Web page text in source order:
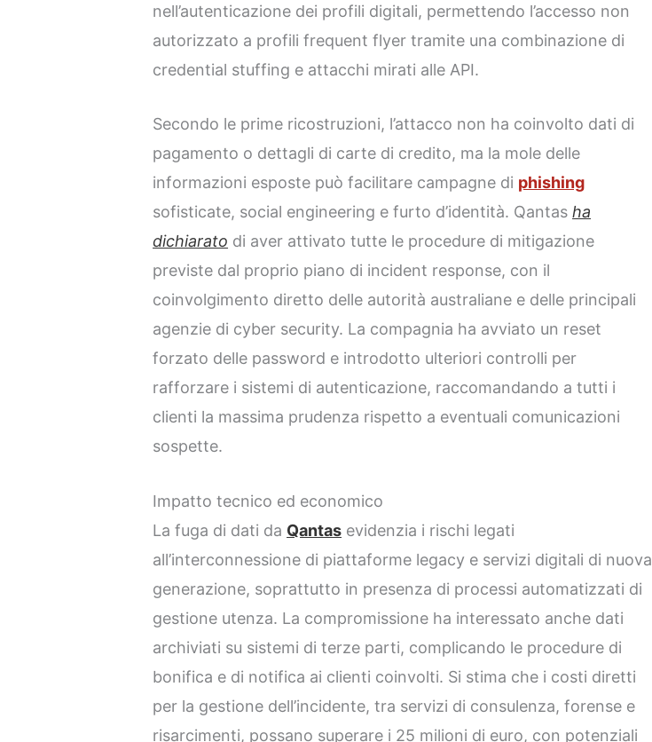
nell’autenticazione dei profili digitali, permettendo l’accesso non
autorizzato a profili frequent flyer tramite una combinazione di
credential stuffing e attacchi mirati alle API.
Secondo le prime ricostruzioni, l’attacco non ha coinvolto dati di
pagamento o dettagli di carte di credito, ma la mole delle
informazioni esposte può facilitare campagne di phishing
sofisticate, social engineering e furto d’identità. Qantasha
dichiarato di aver attivato tutte le procedure di mitigazione
previste dal proprio piano di incident response, con il
coinvolgimento diretto delle autorità australiane e delle principali
agenzie di cyber security. La compagnia ha avviato un reset
forzato delle password e introdotto ulteriori controlli per
rafforzare i sistemi di autenticazione, raccomandando a tutti i
clienti la massima prudenza rispetto a eventuali comunicazioni
sospette.
Impatto tecnico ed economico
La fuga di dati da Qantas evidenzia i rischi legati
all’interconnessione di piattaforme legacy e servizi digitali di nuova
generazione, soprattutto in presenza di processi automatizzati di
gestione utenza. La compromissione ha interessato anche dati
archiviati su sistemi di terze parti, complicando le procedure di
bonifica e di notifica ai clienti coinvolti. Si stima che i costi diretti
per la gestione dell’incidente, tra servizi di consulenza, forense e
risarcimenti, possano superare i 25 milioni di euro, con potenziali